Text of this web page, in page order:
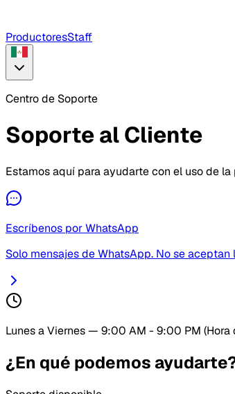
ProductoresStaff
Centro de Soporte
Soporte al Cliente
Estamos aquí para ayudarte con el uso de
Escríbenos por WhatsApp
Solo mensajes de WhatsApp. No se
Lunes a Viernes— 9:00 AM - 9:00 PM (Hora
¿En qué podemos